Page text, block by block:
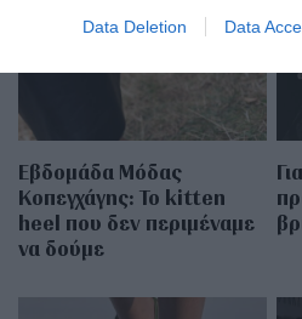
Data Deletion Data
Εβδομάδα Μόδας
Κοπεγχάγης: Το kitten
heel που δεν περιμέναμε
να δούμε